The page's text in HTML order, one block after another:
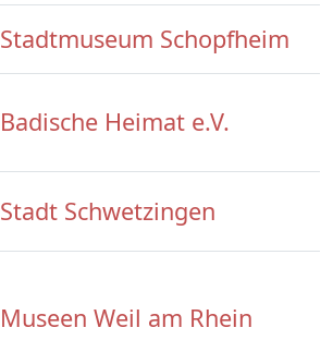
Stadtmuseum Schopfheim
Badische Heimat e.V.
Stadt Schwetzingen
Museen Weil am Rhein